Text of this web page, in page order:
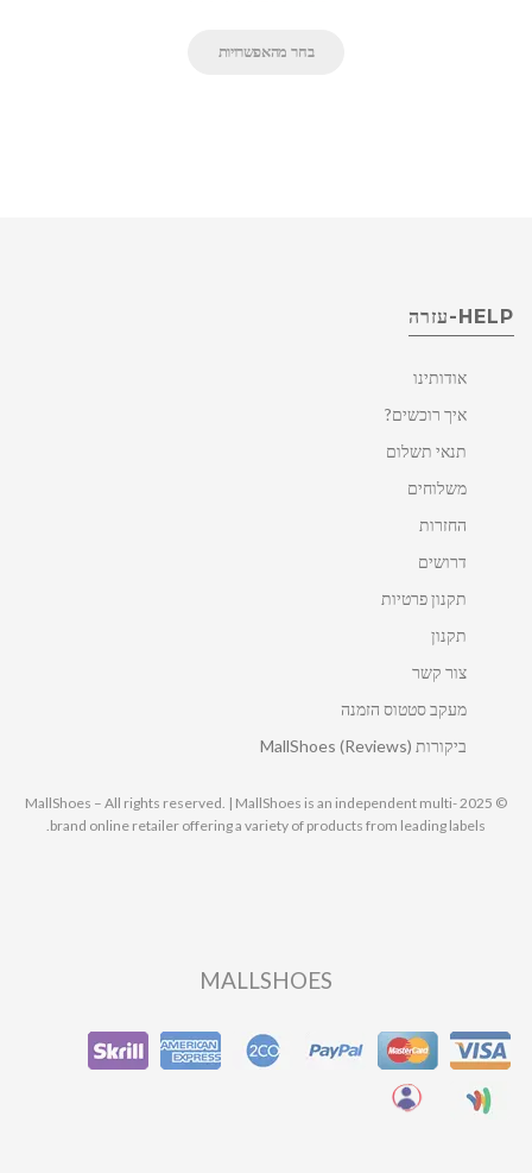
בחר מהאפשרויות
HELP-עזרה
אודותינו
איך רוכשים?
תנאי תשלום
משלוחים
החזרות
דרושים
תקנון פרטיות
תקנון
צור קשר
מעקב סטטוס הזמנה
ביקורות MallShoes (Reviews)
© 2025 MallShoes – All rights reserved. | MallShoes is an independent multi-
brand online retailer offering a variety of products from leading labels.
MALLSHOES